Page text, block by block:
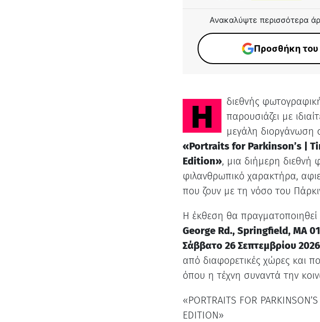
Ανακαλύψτε περισσότερα
Προσθήκη του
Η διεθνής
παρουσιάζει με
μεγάλη διοργάνωση
«Portraits for Parkinson’s |
Edition», μια διήμερη διεθνή
φιλανθρωπικό χαρακτήρα,
που ζουν με τη νόσο του
Η έκθεση θα πραγματοποιηθεί
George Rd., Springfield, MA
Σάββατο 26 Σεπτεμβρίου
από διαφορετικές χώρες και
όπου η τέχνη συναντά την
«PORTRAITS FOR
EDITION»